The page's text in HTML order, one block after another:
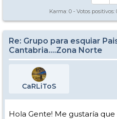
Karma: 0 - Votos positivos:
Re: Grupo para esquiar
Cantabria....Zona Norte
CaRLiToS
Hola Gente! Me gustaría